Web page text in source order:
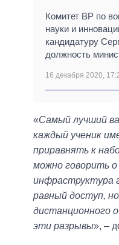
Комитет ВР по
науки и
кандидатуру
должность
16 декабря 2020,
«Самый лучший
каждый ученик
приравнять к
можно говорить
инфраструктура
равный доступ,
дистанционного
эти разрывы», ‒